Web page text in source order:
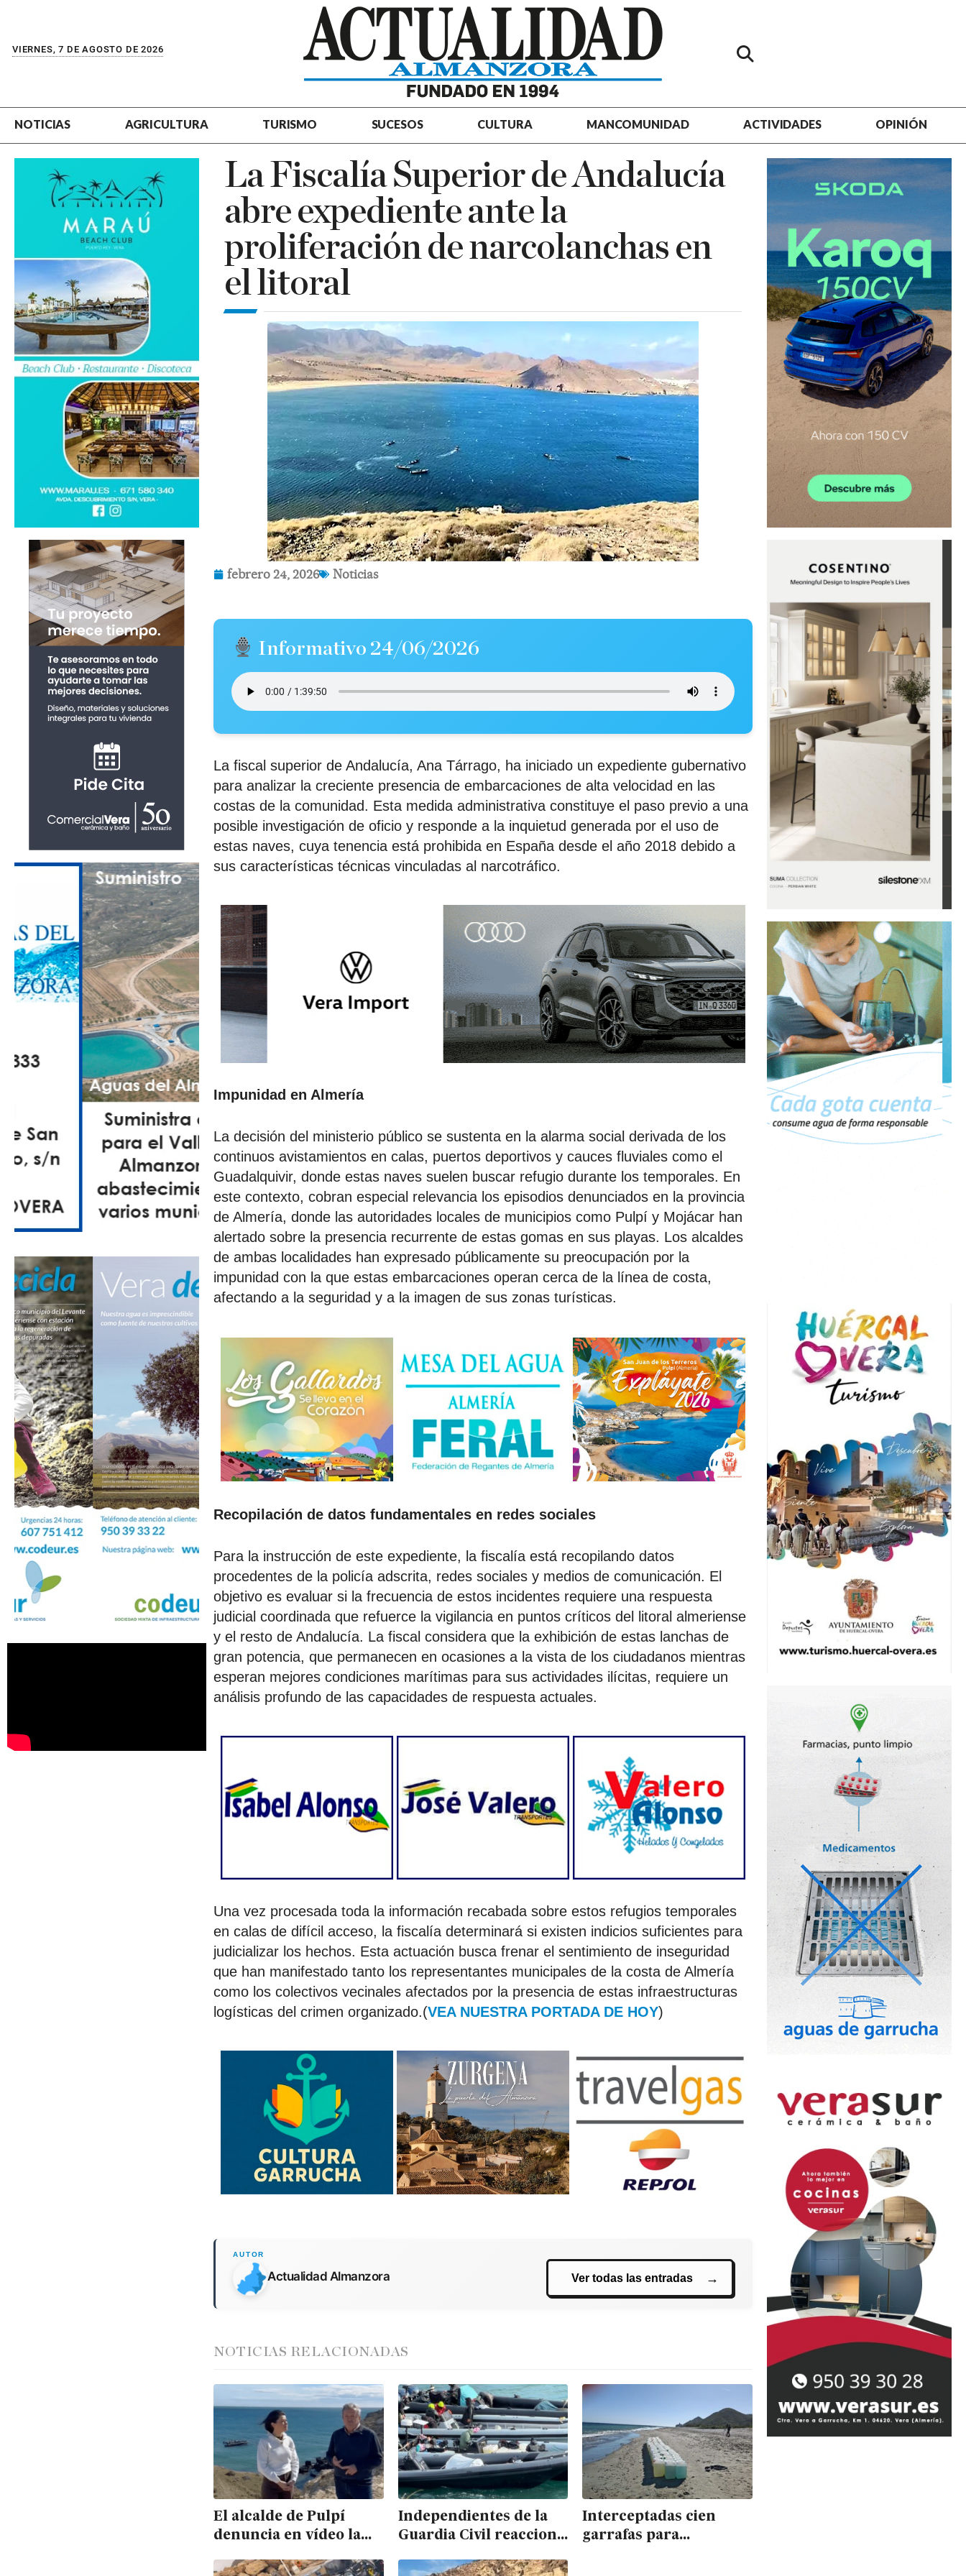
VIERNES, 7 DE AGOSTO DE 2026
NOTICIAS AGRICULTURA TURISMO SUCESOS CULTURA MANCOMUNIDAD ACTIVIDADES OPINIÓN
La Fiscalía Superior de Andalucía
abre expediente ante la
proliferación de narcolanchas en
el litoral
febrero 24, 2026 Noticias
Informativo 24/06/2026
La fiscal superior de Andalucía, Ana Tárrago, ha iniciado un expediente gubernativo
para analizar la creciente presencia de embarcaciones de alta velocidad en las
costas de la comunidad. Esta medida administrativa constituye el paso previo a una
posible investigación de oficio y responde a la inquietud generada por el uso de
estas naves, cuya tenencia está prohibida en España desde el año 2018 debido a
sus características técnicas vinculadas al narcotráfico.
Impunidad en Almería
La decisión del ministerio público se sustenta en la alarma social derivada de los
continuos avistamientos en calas, puertos deportivos y cauces fluviales como el
Guadalquivir, donde estas naves suelen buscar refugio durante los temporales. En
este contexto, cobran especial relevancia los episodios denunciados en la provincia
de Almería, donde las autoridades locales de municipios como Pulpí y Mojácar han
alertado sobre la presencia recurrente de estas gomas en sus playas. Los alcaldes
de ambas localidades han expresado públicamente su preocupación por la
impunidad con la que estas embarcaciones operan cerca de la línea de costa,
afectando a la seguridad y a la imagen de sus zonas turísticas.
Recopilación de datos fundamentales en redes sociales
Para la instrucción de este expediente, la fiscalía está recopilando datos
procedentes de la policía adscrita, redes sociales y medios de comunicación. El
objetivo es evaluar si la frecuencia de estos incidentes requiere una respuesta
judicial coordinada que refuerce la vigilancia en puntos críticos del litoral almeriense
y el resto de Andalucía. La fiscal considera que la exhibición de estas lanchas de
gran potencia, que permanecen en ocasiones a la vista de los ciudadanos mientras
esperan mejores condiciones marítimas para sus actividades ilícitas, requiere un
análisis profundo de las capacidades de respuesta actuales.
Una vez procesada toda la información recabada sobre estos refugios temporales
en calas de difícil acceso, la fiscalía determinará si existen indicios suficientes para
judicializar los hechos. Esta actuación busca frenar el sentimiento de inseguridad
que han manifestado tanto los representantes municipales de la costa de Almería
como los colectivos vecinales afectados por la presencia de estas infraestructuras
logísticas del crimen organizado.(VEA NUESTRA PORTADA DE HOY)
Actualidad Almanzora Ver todas las entradas
NOTICIAS RELACIONADAS
El alcalde de Pulpí
denuncia en vídeo la
narcolanchas frente a
Independientes de la
Guardia Civil reacciona
narcolanchas en el
Interceptadas cien
garrafas para